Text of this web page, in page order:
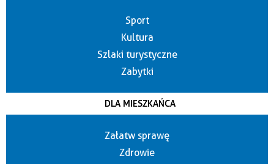
Sport
Kultura
Szlaki turystyczne
Zabytki
DLA MIESZKAŃCA
Załatw sprawę
Zdrowie